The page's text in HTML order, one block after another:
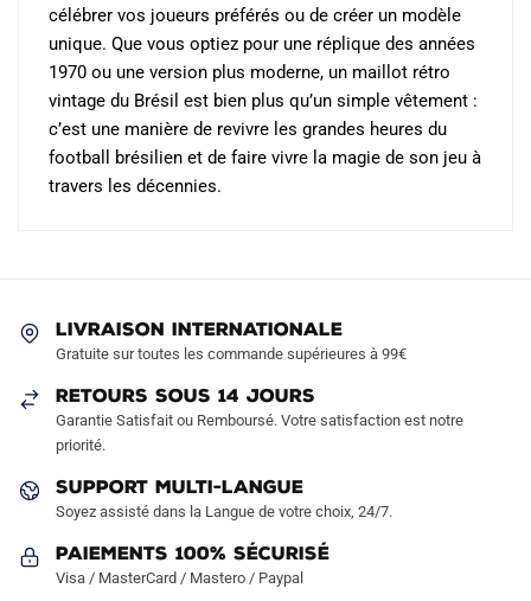
célébrer vos joueurs préférés ou de créer un modèle
unique. Que vous optiez pour une réplique des années
1970 ou une version plus moderne, un maillot rétro
vintage du Brésil est bien plus qu’un simple vêtement :
c’est une manière de revivre les grandes heures du
football brésilien et de faire vivre la magie de son jeu à
travers les décennies.
LIVRAISON INTERNATIONALE
Gratuite sur toutes les commande supérieures à 99€
RETOURS SOUS 14 JOURS
Garantie Satisfait ou Remboursé. Votre satisfaction est notre
priorité.
SUPPORT MULTI-LANGUE
Soyez assisté dans la Langue de votre choix, 24/7.
Paiements 100% Sécurisé
Visa / MasterCard / Mastero / Paypal